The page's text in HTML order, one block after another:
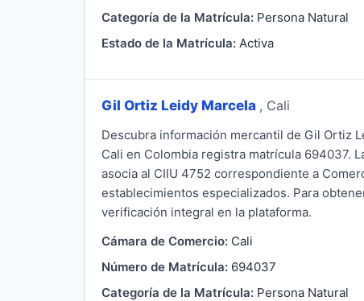
Categoría de la Matrícula: Persona Natural
Estado de la Matrícula: Activa
Gil Ortiz Leidy Marcela , Cali
Descubra información mercantil de Gil Ortiz
Cali en Colombia registra matrícula 694037.
asocia al CIIU 4752 correspondiente a
establecimientos especializados. Para
verificación integral en la plataforma.
Cámara de Comercio: Cali
Número de Matrícula: 694037
Categoría de la Matrícula: Persona Natural